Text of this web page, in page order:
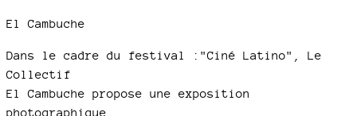
El Cambuche
Dans le cadre du festival :"Ciné Latino", Le
Collectif
El Cambuche propose une exposition
photographique,